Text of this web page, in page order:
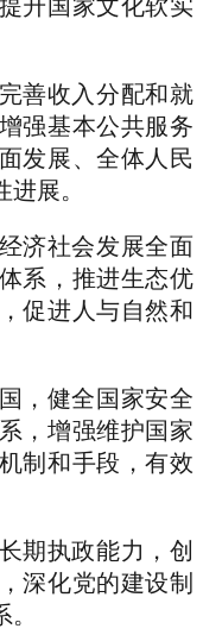
升国家文化软实
善收入分配和就
强基本公共服务
发展、全体人民
展。
济社会发展全面
系，推进生态优
促进人与自然和
，健全国家安全
，增强维护国家
制和手段，有效
期执政能力，创
深化党的建设制